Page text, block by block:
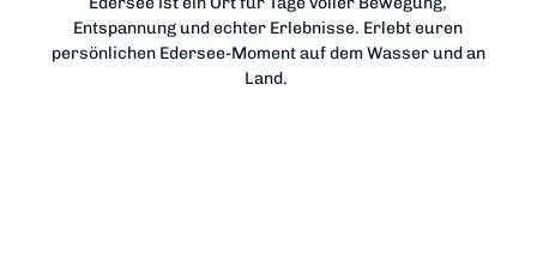
Entspannung und echter Erlebnisse. Erlebt euren
persönlichen Edersee-Moment auf dem Wasser und an
Land.